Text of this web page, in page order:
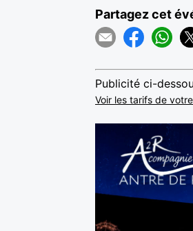
Partagez cet
Publicité ci-
Voir les tarifs de